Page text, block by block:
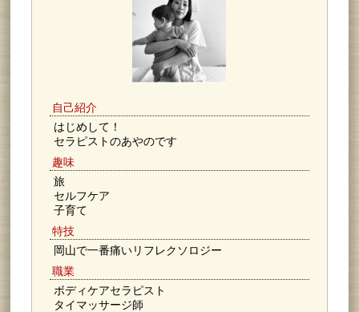
自己紹介
はじめして！
セラピストのあやのです
趣味
旅
セルフケア
子育て
特技
岡山で一番痛いリフレクソロジー
職業
ボディケアセラピスト
タイマッサージ師